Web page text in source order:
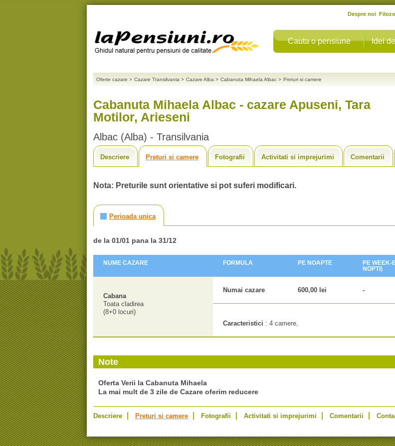
Cauta o pensiune Idei
Despre noi
Oferte cazare > Cazare Transilvania > Cazare Alba > Cabanuta Mihaela Albac > Preturi si camere
Cabanuta Mihaela Albac - cazare Apuseni, Tara
Motilor, Arieseni
Albac (Alba) - Transilvania
Descriere Preturi si camere Fotografii Activitati si imprejurimi Comentarii
Nota: Preturile sunt orientative si pot suferi modificari.
Perioada unica
de la 01/01 pana la 31/12
NUME CAZARE FORMULA PE NOAPTE
PE WEEK-
NOPTI)
Cabana
Toata cladirea
(8+0 locuri)
Numai cazare 600,00 lei -
Caracteristici : 4 camere,
Note
Oferta Verii la Cabanuta Mihaela
La mai mult de 3 zile de Cazare oferim reducere
Descriere Preturi si camere Fotografii Activitati si imprejurimi Comentarii